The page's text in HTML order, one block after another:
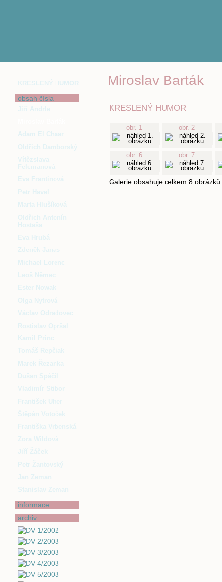
KRESLENÝ HUMOR
obsah čísla
Jiří Andrle
Adam El Chaar
Oldřich Damborský
Vítězslava
Felcmanová
Eva Frantinová
Petr Havel
Marta Hlušíková
Oldřich Antonín
Hostaša
Eva Hrubá
Zdeněk Janas
Michael Lorenc
Leoš Němec
Ester Nowak
Olga Nytrová
Václav Odradovec
Rostislav Opršal
Kamil Princ
Tomáš Repčiak
Marek Řezanka
Dušan Spáčil
Vladimír Stibor
František Uher
Štěpán Votoček
Františka Vrbenská
Zora Wildová
Jiří Žáček
Petr Žantovský
Jan Zeman
Stanislav Zeman
informace
archiv
Miroslav Barták
KRESLENÝ HUMOR
obr. 1 obr. 2
obr. 6 obr. 7
Galerie obsahuje celkem 8 obrázků.